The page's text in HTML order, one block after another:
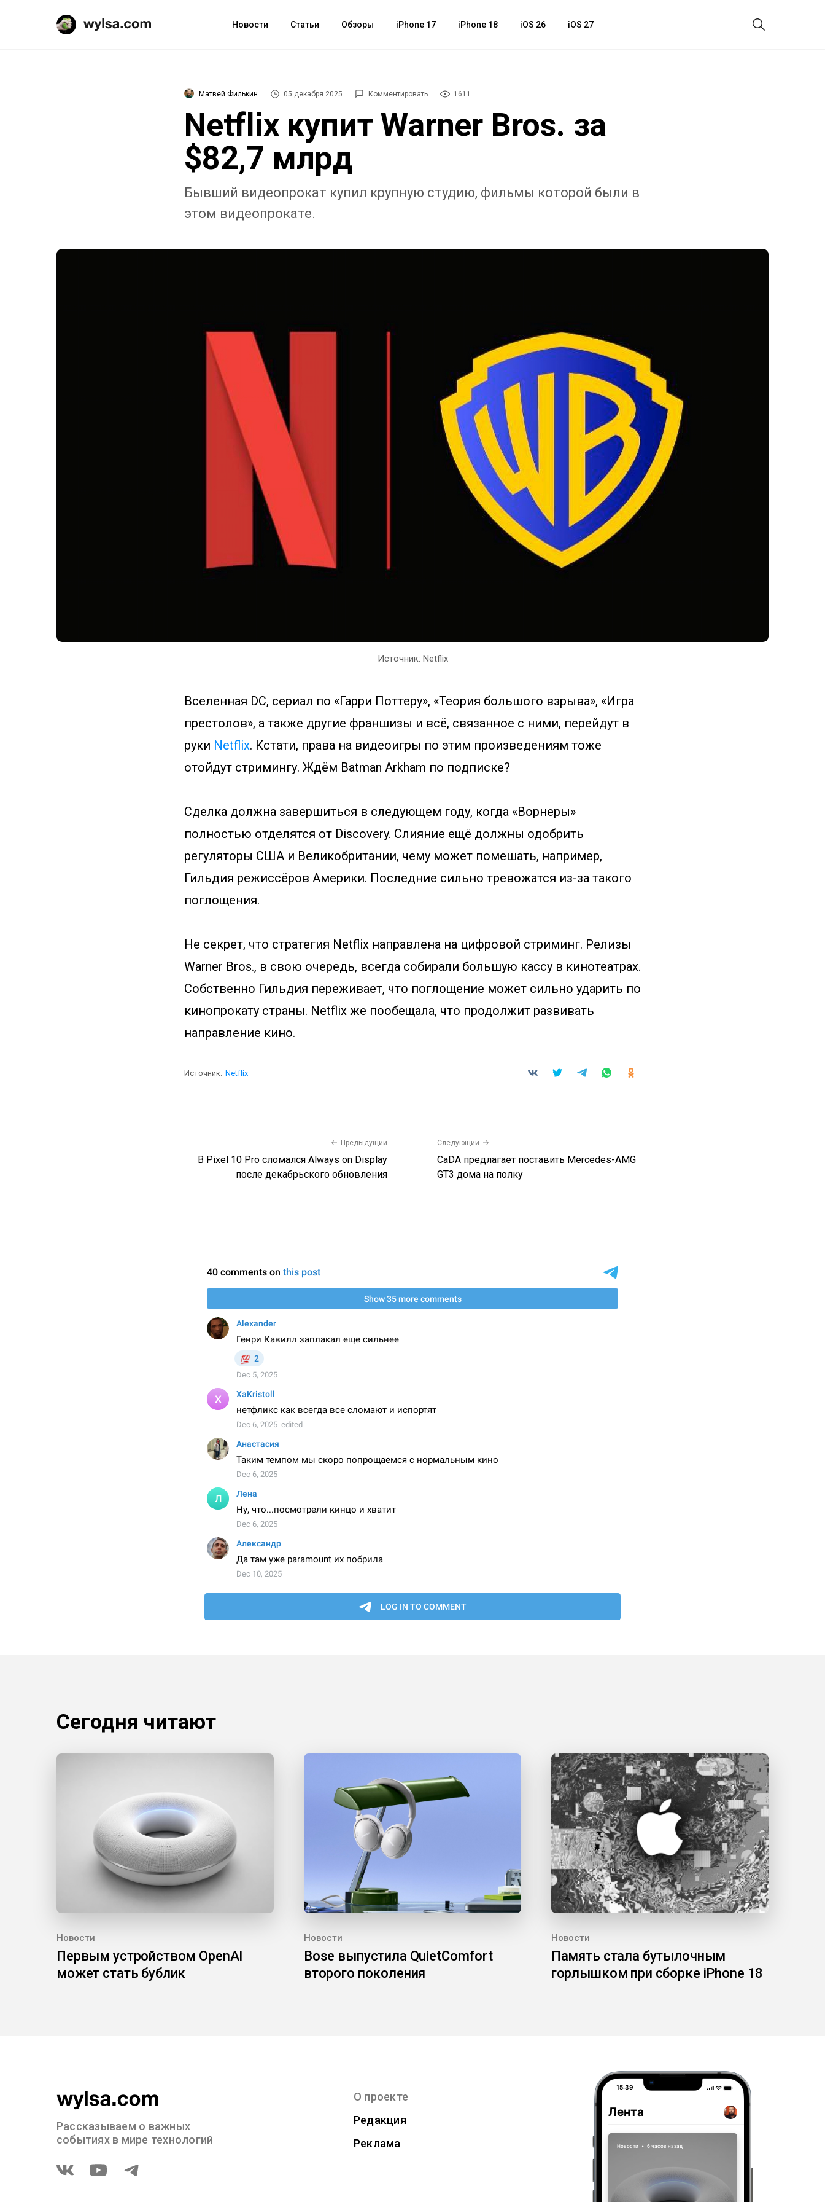
Новости Статьи Обзоры iPhone 17 iPhone 18 iOS 26 iOS 27
Матвей Филькин 05 декабря 2025 Комментировать 1611
Netflix купит Warner Bros. за
$82,7 млрд
Бывший видеопрокат купил крупную студию, фильмы которой были в
этом видеопрокате.
Источник: Netflix
Вселенная DC, сериал по «Гарри Поттеру», «Теория большого взрыва», «Игра
престолов», а также другие франшизы и всё, связанное с ними, перейдут в
руки Netflix. Кстати, права на видеоигры по этим произведениям тоже
отойдут стримингу. Ждём Batman Arkham по подписке?
Сделка должна завершиться в следующем году, когда «Ворнеры»
полностью отделятся от Discovery. Слияние ещё должны одобрить
регуляторы США и Великобритании, чему может помешать, например,
Гильдия режиссёров Америки. Последние сильно тревожатся из-за такого
поглощения.
Не секрет, что стратегия Netflix направлена на цифровой стриминг. Релизы
Warner Bros., в свою очередь, всегда собирали большую кассу в кинотеатрах.
Собственно Гильдия переживает, что поглощение может сильно ударить по
кинопрокату страны. Netflix же пообещала, что продолжит развивать
направление кино.
Источник: Netflix
Предыдущий
В Pixel 10 Pro сломался Always on Display
после декабрьского обновления
Следующий
CaDA предлагает поставить Mercedes-AMG
GT3 дома на полку
Сегодня читают
Новости
Первым устройством OpenAI
может стать бублик
Новости
Bose выпустила QuietComfort
второго поколения
Новости
Память стала бутылочным
горлышком при сборке iPhone 18
Рассказываем о важных
событиях в мире технологий
О проекте
Редакция
Реклама
15:39
Лента
Новости • 6 часов назад